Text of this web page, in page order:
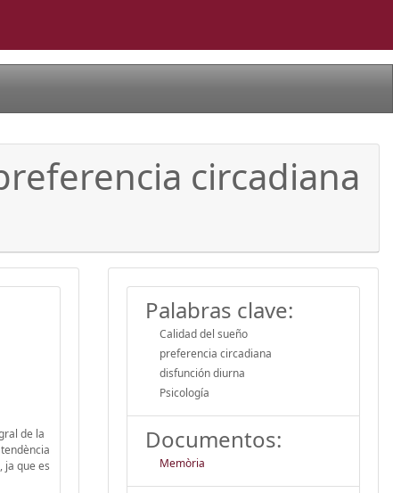
circadiana
de la
ja que es
Palabras clave:
Calidad del sueño
preferencia circadiana
disfunción diurna
Psicología
Documentos:
Memòria